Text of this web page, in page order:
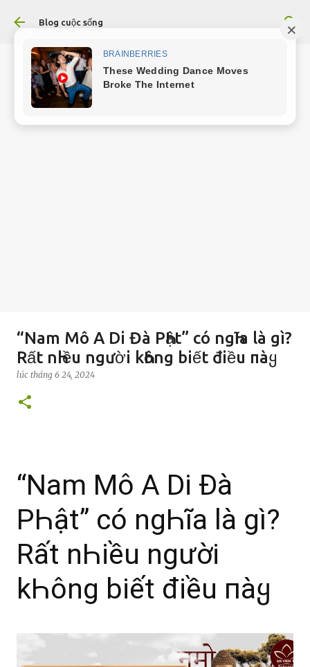
Chuyển đến nội dung chính
Blog cuộc sống
“Nam Mô A Di Đà PҺật” có ngҺĩa là gì?
Rất nҺiều người kҺông biết điều пàყ
lúc tháng 6 24, 2024
“Nam Mô A Di Đà
PҺật” có ngҺĩa là gì?
Rất nҺiều người
kҺông biết điều пàყ